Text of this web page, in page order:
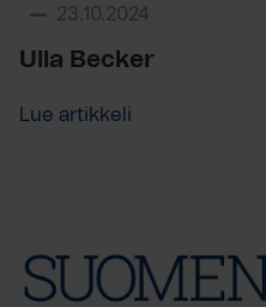
23.10.2024
Ulla Becker
Lue artikkeli